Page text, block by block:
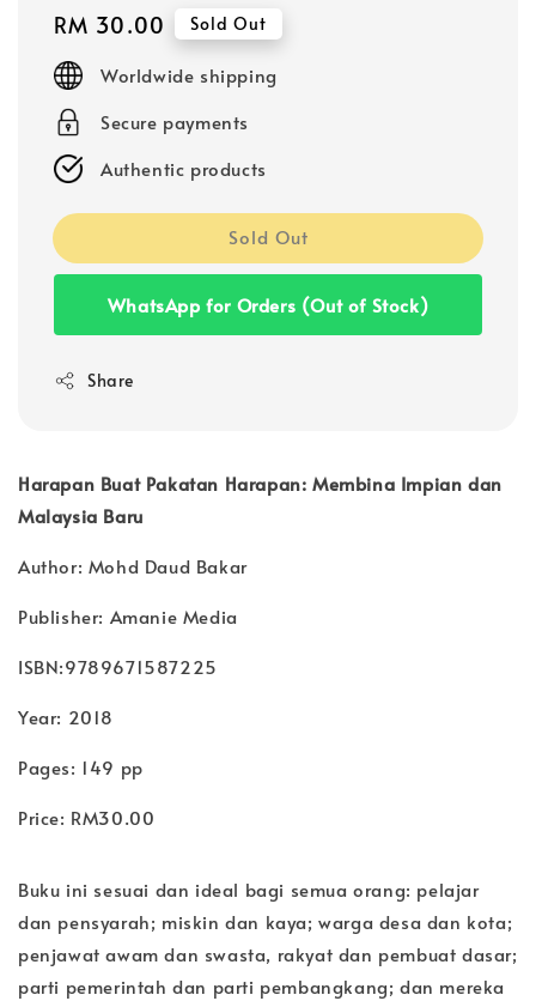
Regular
price
RM 30.00 Sold Out
Worldwide shipping
Secure payments
Authentic products
Sold Out
WhatsApp for Orders (Out of Stock)
Share
Harapan Buat Pakatan Harapan: Membina Impian dan
Malaysia Baru
Author: Mohd Daud Bakar
Publisher: Amanie Media
ISBN:9789671587225
Year: 2018
Pages: 149 pp
Price: RM30.00
Buku ini sesuai dan ideal bagi semua orang: pelajar
dan pensyarah; miskin dan kaya; warga desa dan kota;
penjawat awam dan swasta, rakyat dan pembuat dasar;
parti pemerintah dan parti pembangkang; dan mereka